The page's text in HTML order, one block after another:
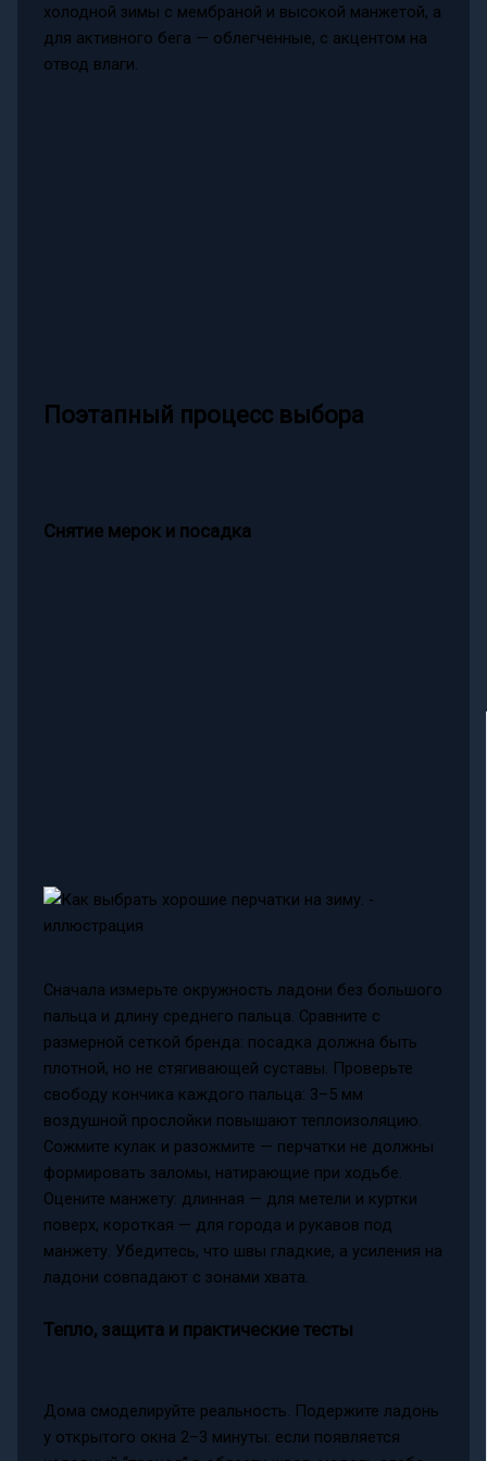
холодной зимы с мембраной и высокой манжетой, а
для активного бега — облегченные, с акцентом на
отвод влаги.
Поэтапный процесс выбора
Снятие мерок и посадка
Сначала измерьте окружность ладони без большого
пальца и длину среднего пальца. Сравните с
размерной сеткой бренда: посадка должна быть
плотной, но не стягивающей суставы. Проверьте
свободу кончика каждого пальца: 3–5 мм
воздушной прослойки повышают теплоизоляцию.
Сожмите кулак и разожмите — перчатки не должны
формировать заломы, натирающие при ходьбе.
Оцените манжету: длинная — для метели и куртки
поверх, короткая — для города и рукавов под
манжету. Убедитесь, что швы гладкие, а усиления на
ладони совпадают с зонами хвата.
Тепло, защита и практические тесты
Дома смоделируйте реальность. Подержите ладонь
у открытого окна 2–3 минуты: если появляется